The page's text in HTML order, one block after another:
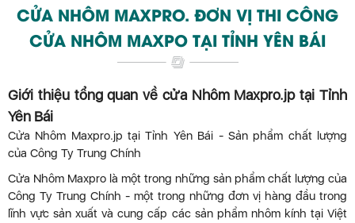
CỬA NHÔM MAXPRO. ĐƠN VỊ THI CÔNG
CỬA NHÔM MAXPO TẠI TỈNH YÊN BÁI
Giới thiệu tổng quan về cửa Nhôm Maxpro.jp tại Tỉnh
Yên Bái
Cửa Nhôm Maxpro.jp tại Tỉnh Yên Bái - Sản phẩm chất lượng
của Công Ty Trung Chính
Cửa Nhôm Maxpro là một trong những sản phẩm chất lượng của
Công Ty Trung Chính - một trong những đơn vị hàng đầu trong
lĩnh vực sản xuất và cung cấp các sản phẩm nhôm kính tại Việt